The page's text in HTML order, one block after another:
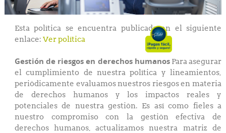
Esta política se encuentra publicada en el siguiente
enlace: Ver política
Gestión de riesgos en derechos humanosPara asegurar
el cumplimiento de nuestra política y lineamientos,
periódicamente evaluamos nuestros riesgos en materia
de derechos humanos y los impactos reales y
potenciales de nuestra gestión. Es así como fieles a
nuestro compromiso con la gestión efectiva de
derechos humanos, actualizamos nuestra matriz de